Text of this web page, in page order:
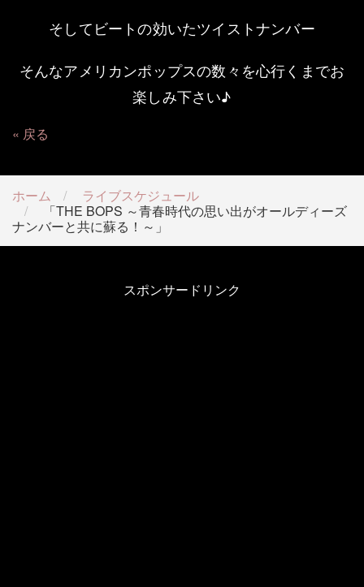
そしてビートの効いたツイストナンバー
そんなアメリカンポップスの数々を心行くまでお
楽しみ下さい♪
戻る
ホーム
ライブスケジュール
「THE BOPS ～青春時代の思い出がオールディーズ
ナンバーと共に蘇る！～」
スポンサードリンク